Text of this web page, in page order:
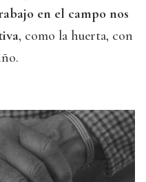
en el campo nos
, como la huerta, con